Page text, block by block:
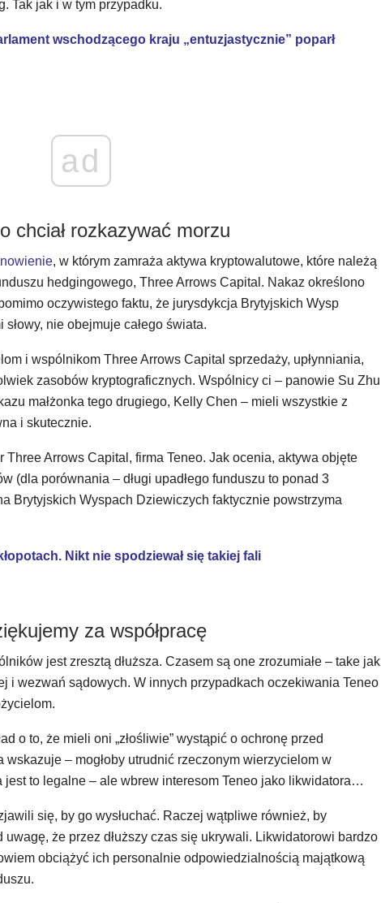
Tak jak i w tym przypadku.
wschodzącego kraju „entuzjastycznie” poparł
ad
chciał rozkazywać morzu
, w którym zamraża aktywa kryptowalutowe, które należą
hedgingowego, Three Arrows Capital. Nakaz określono
oczywistego faktu, że jurysdykcja Brytyjskich Wysp
nie obejmuje całego świata.
i wspólnikom Three Arrows Capital sprzedaży, upłynniania,
zasobów kryptograficznych. Wspólnicy ci – panowie Su Zhu
małżonka tego drugiego, Kelly Chen – mieli wszystkie z
i skutecznie.
Three Arrows Capital, firma Teneo. Jak ocenia, aktywa objęte
(dla porównania – długi upadłego funduszu to ponad 3
Brytyjskich Wyspach Dziewiczych faktycznie powstrzyma
Nikt nie spodziewał się takiej fali
za współpracę
jest zresztą dłuższa. Czasem są one zrozumiałe – take jak
i wezwań sądowych. W innych przypadkach oczekiwania Teneo
o to, że mieli oni „złośliwie” wystąpić o ochronę przed
– mogłoby utrudnić rzeczonym wierzycielom w
to legalne – ale wbrew interesom Teneo jako likwidatora…
się, by go wysłuchać. Raczej wątpliwe również, by
że przez dłuższy czas się ukrywali. Likwidatorowi bardzo
obciążyć ich personalnie odpowiedzialnością majątkową